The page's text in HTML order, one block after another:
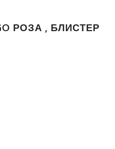
РОЗА , БЛИСТЕР